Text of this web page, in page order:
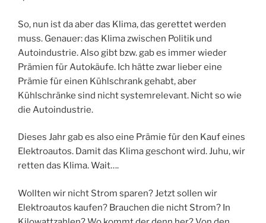
So, nun ist da aber das Klima, das gerettet werden
muss. Genauer: das Klima zwischen Politik und
Autoindustrie. Also gibt bzw. gab es immer wieder
Prämien für Autokäufe. Ich hätte zwar lieber eine
Prämie für einen Kühlschrank gehabt, aber
Kühlschränke sind nicht systemrelevant. Nicht so wie
die Autoindustrie.
Dieses Jahr gab es also eine Prämie für den Kauf eines
Elektroautos. Damit das Klima geschont wird. Juhu, wir
retten das Klima. Wait….
Wollten wir nicht Strom sparen? Jetzt sollen wir
Elektroautos kaufen? Brauchen die nicht Strom? In